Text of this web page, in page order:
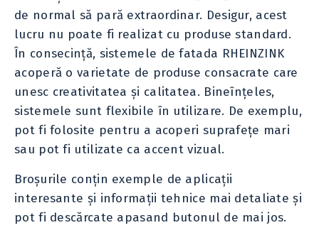
de normal să pară extraordinar. Desigur, acest
lucru nu poate fi realizat cu produse standard.
În consecință, sistemele de fatada RHEINZINK
acoperă o varietate de produse consacrate care
unesc creativitatea și calitatea. Bineînțeles,
sistemele sunt flexibile în utilizare. De exemplu,
pot fi folosite pentru a acoperi suprafețe mari
sau pot fi utilizate ca accent vizual.
Broșurile conțin exemple de aplicații
interesante și informații tehnice mai detaliate și
pot fi descărcate apasand butonul de mai jos.